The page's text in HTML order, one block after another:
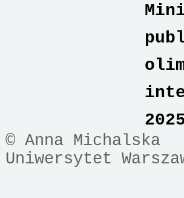
© Anna Michalska
Uniwersytet